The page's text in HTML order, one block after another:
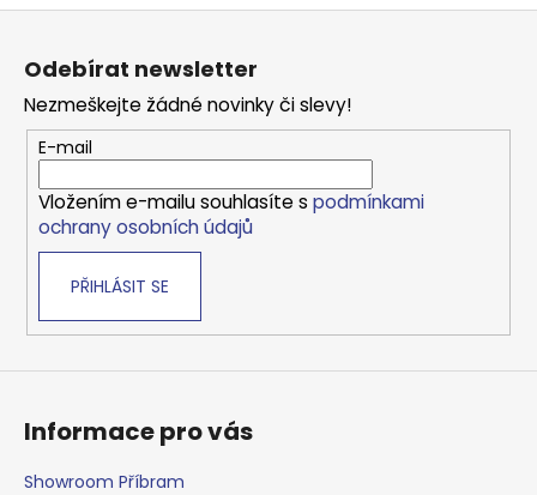
a
c
í
p
r
ý
p
Odebírat newsletter
Nezmeškejte žádné novinky či slevy!
E-mail
Vložením e-mailu souhlasíte s podmínkami
ochrany osobních údajů
PŘIHLÁSIT SE
Informace pro vás
Showroom Příbram